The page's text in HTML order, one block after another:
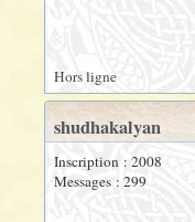
Hors ligne
shudhakalyan
Inscription : 2008
Messages : 299